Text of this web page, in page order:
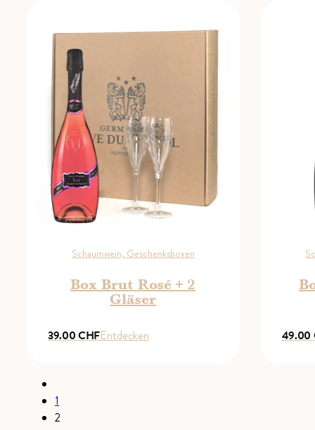
Schaumwein, Geschenksboxen
Box Brut Rosé + 2
Gläser
39.00CHFEntdecken 49.00
1
2